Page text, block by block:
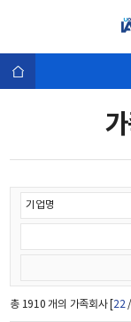
총 1910 개의 가족회사 [22/